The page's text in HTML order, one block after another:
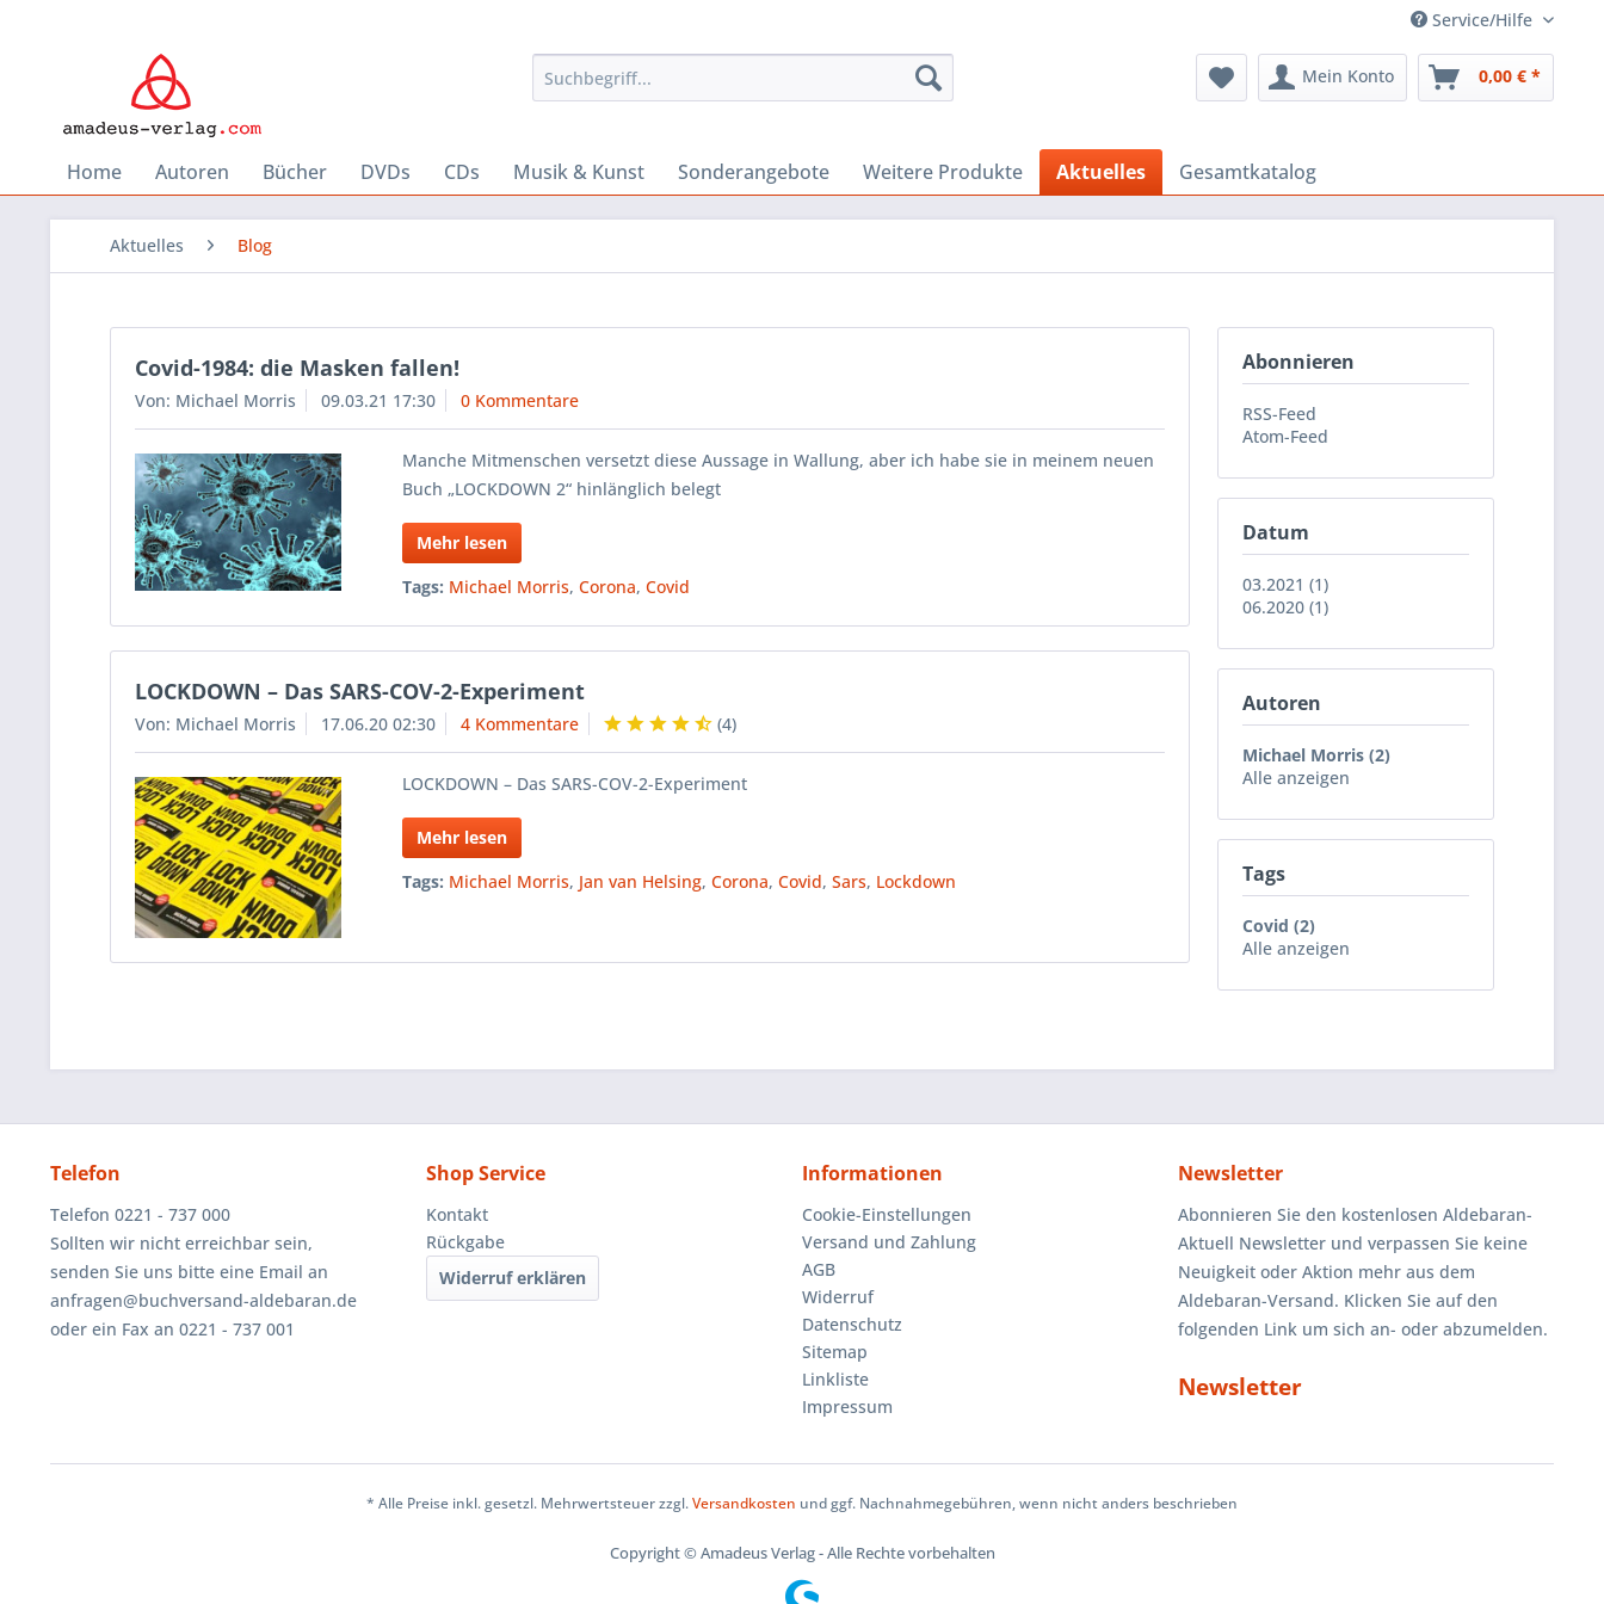
Service/Hilfe
Mein Konto 0,00 € *
Home Autoren Bücher DVDs CDs Musik & Kunst Sonderangebote Weitere Produkte Aktuelles Gesamtkatalog
Aktuelles Blog
Abonnieren
RSS-Feed
Atom-Feed
Datum
03.2021 (1)
06.2020 (1)
Autoren
Michael Morris (2)
Alle anzeigen
Tags
Covid (2)
Alle anzeigen
Covid-1984: die Masken fallen!
Von: Michael Morris 09.03.21 17:30 0 Kommentare
Manche Mitmenschen versetzt diese Aussage in Wallung, aber ich habe sie in meinem neuen
Buch „LOCKDOWN 2“ hinlänglich belegt
Mehr lesen
Tags: Michael Morris,Corona,Covid
LOCKDOWN – Das SARS-COV-2-Experiment
Von: Michael Morris 17.06.20 02:30 4 Kommentare (4)
LOCKDOWN – Das SARS-COV-2-Experiment
Mehr lesen
Tags: Michael Morris, Jan van Helsing,Corona,Covid,Sars, Lockdown
Telefon
Telefon 0221 - 737 000
Sollten wir nicht erreichbar sein,
senden Sie uns bitte eine Email an
anfragen@buchversand-aldebaran.de
oder ein Fax an 0221 - 737 001
Shop Service
Kontakt
Rückgabe
Widerruf erklären
Informationen
Cookie-Einstellungen
Versand und Zahlung
AGB
Widerruf
Datenschutz
Sitemap
Linkliste
Impressum
Newsletter
Abonnieren Sie den kostenlosen Aldebaran-
Aktuell Newsletter und verpassen Sie keine
Neuigkeit oder Aktion mehr aus dem
Aldebaran-Versand. Klicken Sie auf den
folgenden Link um sich an- oder abzumelden.
Newsletter
* Alle Preise inkl. gesetzl. Mehrwertsteuer zzgl.Versandkosten und ggf. Nachnahmegebühren, wenn nicht anders beschrieben
Copyright © Amadeus Verlag - Alle Rechte vorbehalten